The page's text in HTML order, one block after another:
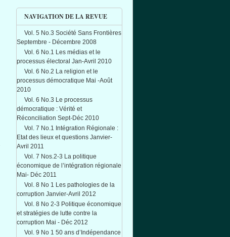
NAVIGATION DE LA REVUE
Vol. 5 No.3 Société Sans Frontières
Septembre - Décembre 2008
Vol. 6 No.1 Les médias et le
processus électoral Jan-Avril 2010
Vol. 6 No.2 La religion et le
processus démocratique Mai -Août
2010
Vol. 6 No.3 Le processus
démocratique : Vérité et
Réconciliation Sept-Déc 2010
Vol. 7 No.1 Intégration Régionale :
Etat des lieux et questions Janvier-
Avril 2011
Vol. 7 Nos.2-3 La politique
économique de l’intégration régionale
Mai- Déc 2011
Vol. 8 No 1 Les pathologies de la
corruption Janvier-Avril 2012
Vol. 8 No 2-3 Politique économique
et stratégies de lutte contre la
corruption Mai - Déc 2012
Vol. 9 No 1 50 ans d’Indépendance